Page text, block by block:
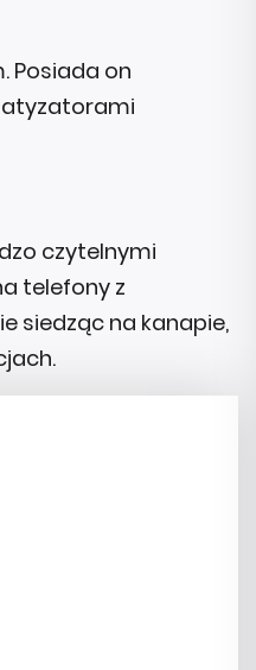
Posiada on
czytelnymi
telefony z
siedząc na kanapie,